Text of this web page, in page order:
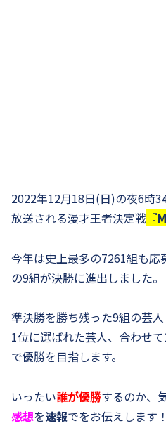
2022年12月18日(日)の夜6時
放送される漫才王者決定戦 『
今年は史上最多の7261組も応
の9組が決勝に進出しました。
準決勝を勝ち残った9組の芸人
1位に選ばれた芸人、合わせ
で優勝を目指します。
いったい誰が優勝するのか、
感想を速報でをお伝えします！